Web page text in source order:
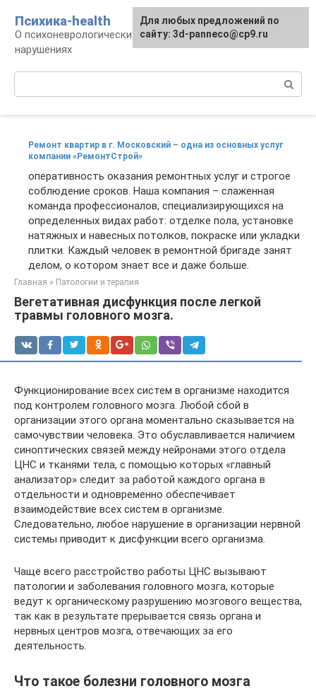
контенту
Психика-health
О психоневрологических патологиях и
нарушениях
Ремонт квартир в г. Московский – одна из основных услуг
компании «РемонтСтрой»
оперативность оказания ремонтных услуг и строгое
соблюдение сроков. Наша компания – слаженная
команда профессионалов, специализирующихся на
определенных видах работ: отделке пола, установке
натяжных и навесных потолков, покраске или укладки
плитки. Каждый человек в ремонтной бригаде занят
делом, о котором знает все и даже больше.
Главная » Патологии и терапия
Вегетативная дисфункция после легкой
травмы головного мозга.
Функционирование всех систем в организме находится
под контролем головного мозга. Любой сбой в
организации этого органа моментально сказывается на
самочувствии человека. Это обуславливается наличием
синоптических связей между нейронами этого отдела
ЦНС и тканями тела, с помощью которых «главный
анализатор» следит за работой каждого органа в
отдельности и одновременно обеспечивает
взаимодействие всех систем в организме.
Следовательно, любое нарушение в организации нервной
системы приводит к дисфункции всего организма.
Чаще всего расстройство работы ЦНС вызывают
патологии и заболевания головного мозга, которые
ведут к органическому разрушению мозгового вещества,
так как в результате прерывается связь органа и
нервных центров мозга, отвечающих за его
деятельность.
Что такое болезни головного мозга
Для любых предложений по
сайту: 3d-panneco@cp9.ru